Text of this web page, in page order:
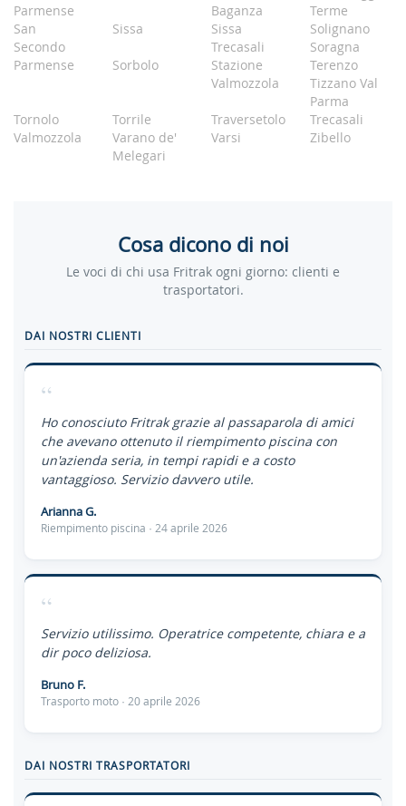
Parmense
Baganza
Terme
San
Secondo
Parmense
Sissa
Sissa
Trecasali
Solignano
Soragna
Sorbolo
Stazione
Valmozzola
Terenzo
Tizzano Val
Parma
Tornolo
Torrile Traversetolo
Trecasali
Valmozzola
Varano de'
Melegari
Varsi Zibello
Cosa dicono di noi
Le voci di chi usa Fritrak ogni giorno: clienti e
trasportatori.
DAI NOSTRI CLIENTI
“
Ho conosciuto Fritrak grazie al passaparola di amici
che avevano ottenuto il riempimento piscina con
un'azienda seria, in tempi rapidi e a costo
vantaggioso. Servizio davvero utile.
Arianna G.
Riempimento piscina · 24 aprile 2026
“
Servizio utilissimo. Operatrice competente, chiara e a
dir poco deliziosa.
Bruno F.
Trasporto moto · 20 aprile 2026
DAI NOSTRI TRASPORTATORI